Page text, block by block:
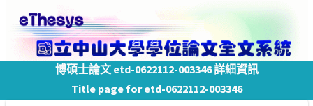
博碩士論文 etd-0622112-003346 詳細資訊
Title page for etd-0622112-003346